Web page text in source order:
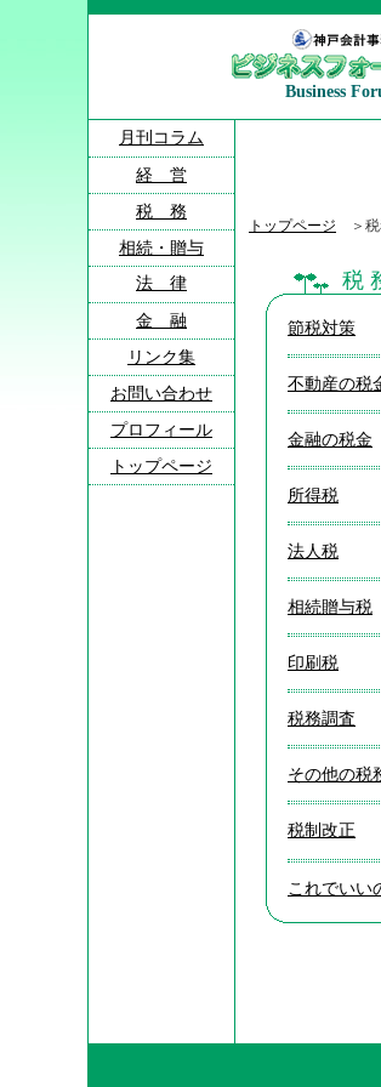
Business
月刊コラム
経 営
税 務
相続・贈与
法 律
金 融
リンク集
お問い合わせ
プロフィール
トップページ
トップページ ＞税
税
節税対策
不動産の税
金融の税金
所得税
法人税
相続贈与税
印刷税
税務調査
その他の税
税制改正
これでいい